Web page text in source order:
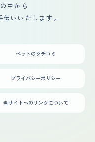
中から
いいたします。
ペットのクチコミ
プライバシーポリシー
当サイトへのリンクについて